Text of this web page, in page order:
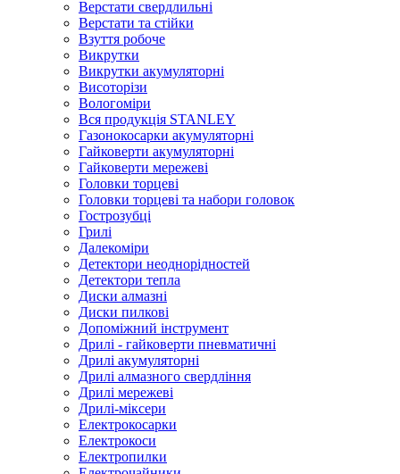
Верстати свердлильні
Верстати та стійки
Взуття робоче
Викрутки
Викрутки акумуляторні
Висоторізи
Вологоміри
Вся продукція STANLEY
Газонокосарки акумуляторні
Гайковерти акумуляторні
Гайковерти мережеві
Головки торцеві
Головки торцеві та набори головок
Гострозубці
Грилі
Далекоміри
Детектори неоднорідностей
Детектори тепла
Диски алмазні
Диски пилкові
Допоміжний інструмент
Дрилі - гайковерти пневматичні
Дрилі акумуляторні
Дрилі алмазного свердління
Дрилі мережеві
Дрилі-міксери
Електрокосарки
Електрокоси
Електропилки